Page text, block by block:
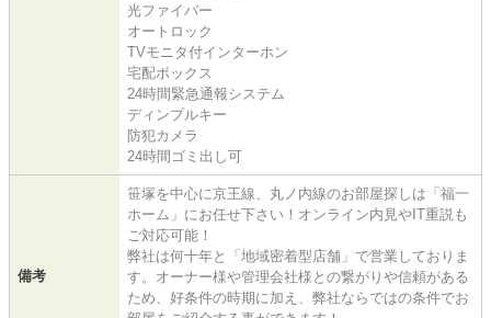
光ファイバー
オートロック
TVモニタ付インターホン
宅配ボックス
24時間緊急通報システム
ディンプルキー
防犯カメラ
24時間ゴミ出し可
備考
笹塚を中心に京王線、丸ノ内線のお部屋探しは「福一
ホーム」にお任せ下さい！オンライン内見やIT重説も
ご対応可能！
弊社は何十年と「地域密着型店舗」で営業しておりま
す。オーナー様や管理会社様との繋がりや信頼がある
ため、好条件の時期に加え、弊社ならではの条件でお